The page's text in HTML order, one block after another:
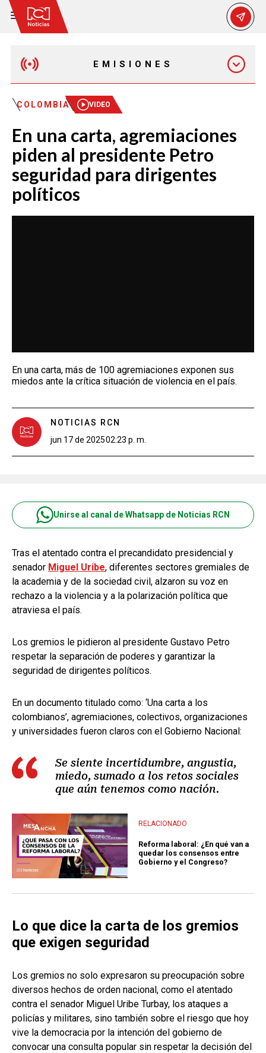
EMISIONES
EMISIÓN 12:30 PM
EMISIÓN 7:00 PM
COLOMBIA VIDEO
En una carta, agremiaciones
piden al presidente Petro
seguridad para dirigentes
políticos
En una carta, más de 100 agremiaciones exponen sus
miedos ante la crítica situación de violencia en el país.
NOTICIAS RCN
jun 17 de 202502:23 p. m.
Unirse al canal de Whatsapp de Noticias RCN
Tras el atentado contra el precandidato presidencial y
senador Miguel Uribe, diferentes sectores gremiales de
la academia y de la sociedad civil, alzaron su voz en
rechazo a la violencia y a la polarización política que
atraviesa el país.
Los gremios le pidieron al presidente Gustavo Petro
respetar la separación de poderes y garantizar la
seguridad de dirigentes políticos.
En un documento titulado como: ‘Una carta a los
colombianos’, agremiaciones, colectivos, organizaciones
y universidades fueron claros con el Gobierno Nacional:
Se siente incertidumbre, angustia,
miedo, sumado a los retos sociales
que aún tenemos como nación.
RELACIONADO
Reforma laboral: ¿En qué van a
quedar los consensos entre
Gobierno y el Congreso?
Lo que dice la carta de los gremios
que exigen seguridad
Los gremios no solo expresaron su preocupación sobre
diversos hechos de orden nacional, como el atentado
contra el senador Miguel Uribe Turbay, los ataques a
policías y militares, sino también sobre el riesgo que hoy
vive la democracia por la intención del gobierno de
convocar una consulta popular sin respetar la decisión del